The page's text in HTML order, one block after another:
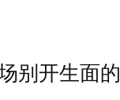
场别开生